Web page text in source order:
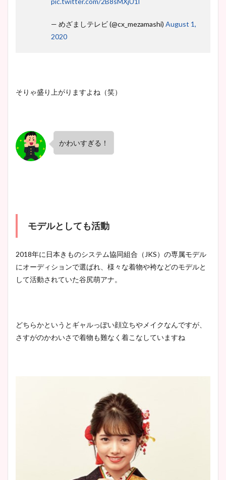
— めざましテレビ (@cx_mezamashi) August 1,
2020
そりゃ盛り上がりますよね（笑）
かわいすぎる！
モデルとしても活動
2018年に日本きものシステム協同組合（JKS）の専属モデル
にオーディションで選ばれ、様々な着物や袴などのモデルと
して活動されていた谷尻萌アナ。
どちらかというとギャルっぽい顔立ちやメイクなんですが、
さすがのかわいさで着物も難なく着こなしていますね